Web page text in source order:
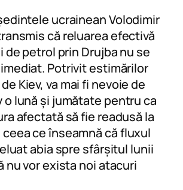
ucrainean Volodimir
că reluarea efectivă
petrol prin Drujba nu se
Potrivit estimărilor
Kiev, va mai fi nevoie de
o lună și jumătate pentru ca
afectată să fie readusă la
ce înseamnă că fluxul
abia spre sfârșitul lunii
nu vor exista noi atacuri